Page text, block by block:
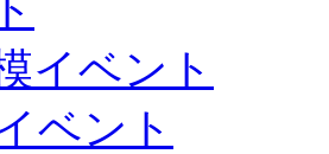
イベント
ベント